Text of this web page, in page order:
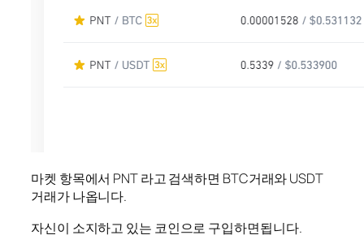
마켓 항목에서 PNT 라고 검색하면 BTC거래와 USDT
거래가 나옵니다.
자신이 소지하고 있는 코인으로 구입하면됩니다.